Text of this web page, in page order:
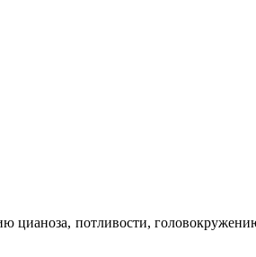
цианоза, потливости,